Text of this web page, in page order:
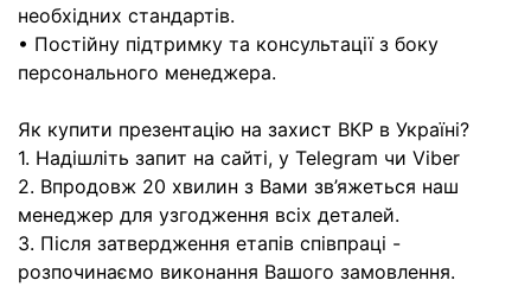
необхідних стандартів.
• Постійну підтримку та консультації з боку
персонального менеджера.
Як купити презентацію на захист ВКР в Україні?
1. Надішліть запит на сайті, у Telegram чи Viber
2. Впродовж 20 хвилин з Вами зв’яжеться наш
менеджер для узгодження всіх деталей.
3. Після затвердження етапів співпраці -
розпочинаємо виконання Вашого замовлення.